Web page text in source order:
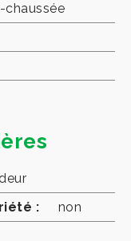
chaussée
:
non